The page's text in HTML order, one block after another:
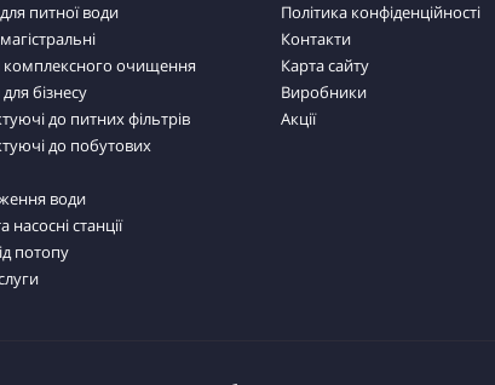
питної води
комплексного очищення
бізнесу
до питних фільтрів
до побутових
води
насосні станції
потопу
Політика конфіденційності
Контакти
Карта сайту
Виробники
Акції